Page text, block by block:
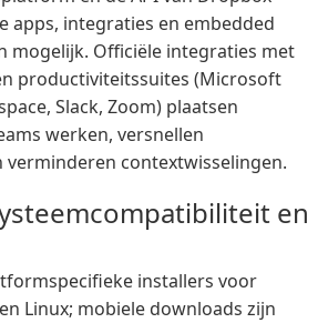
apps, integraties en embedded
mogelijk. Officiële integraties met
productiviteitssuites (Microsoft
Slack, Zoom) plaatsen
werken, versnellen
verminderen contextwisselingen.
en
installers voor
Linux; mobiele downloads zijn